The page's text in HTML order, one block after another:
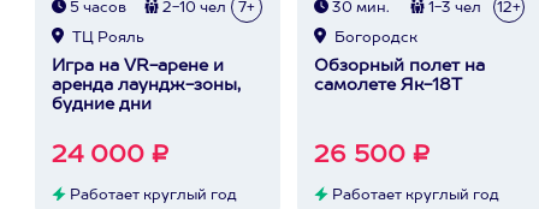
5 часов 2-10 чел 7+
ТЦ Рояль
Игра на VR-арене и
аренда лаундж-зоны,
будние дни
24 000 ₽
Работает круглый год
30 мин. 1-3 чел 12+
Богородск
Обзорный полет на
самолете Як-18Т
26 500 ₽
Работает круглый год